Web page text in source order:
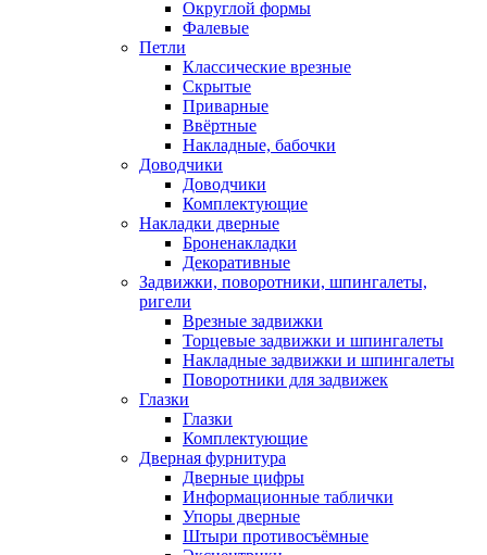
Округлой формы
Фалевые
Петли
Классические врезные
Скрытые
Приварные
Ввёртные
Накладные, бабочки
Доводчики
Доводчики
Комплектующие
Накладки дверные
Броненакладки
Декоративные
Задвижки, поворотники, шпингалеты,
ригели
Врезные задвижки
Торцевые задвижки и шпингалеты
Накладные задвижки и шпингалеты
Поворотники для задвижек
Глазки
Глазки
Комплектующие
Дверная фурнитура
Дверные цифры
Информационные таблички
Упоры дверные
Штыри противосъёмные